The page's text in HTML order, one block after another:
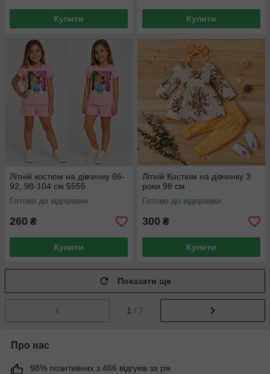
Купити Купити
Літній костюм на дівчинку 86-
92, 98-104 см 5555
Готово до відправки
260 ₴
Купити
Літній Костюм на дівчинку 3
роки 98 см
Готово до відправки
300 ₴
Купити
Показати ще
1 / 7
Про нас
98% позитивних з 466 відгуків за рік